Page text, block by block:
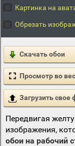
Картинка на
Обрезать
Скачать обои
Просмотр во
Загрузить свое
Передвигая
изображения,
обои на рабочий